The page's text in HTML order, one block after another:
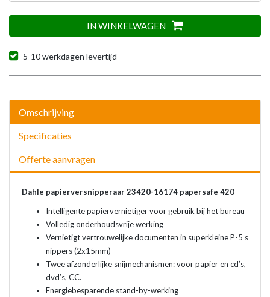
IN WINKELWAGEN
5-10 werkdagen levertijd
Omschrijving
Specificaties
Offerte aanvragen
Dahle papierversnipperaar 23420-16174 papersafe 420
Intelligente papiervernietiger voor gebruik bij het bureau
Volledig onderhoudsvrije werking
Vernietigt vertrouwelijke documenten in superkleine P-5 s
nippers (2x15mm)
Twee afzonderlijke snijmechanismen: voor papier en cd’s,
dvd’s, CC.
Energiebesparende stand-by-werking